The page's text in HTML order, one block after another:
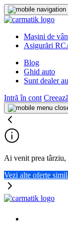
Mașini de
Asigurări
Blog
Ghid auto
Sunt dealer
Intră în cont
Ai venit prea târziu,
Vezi alte oferte